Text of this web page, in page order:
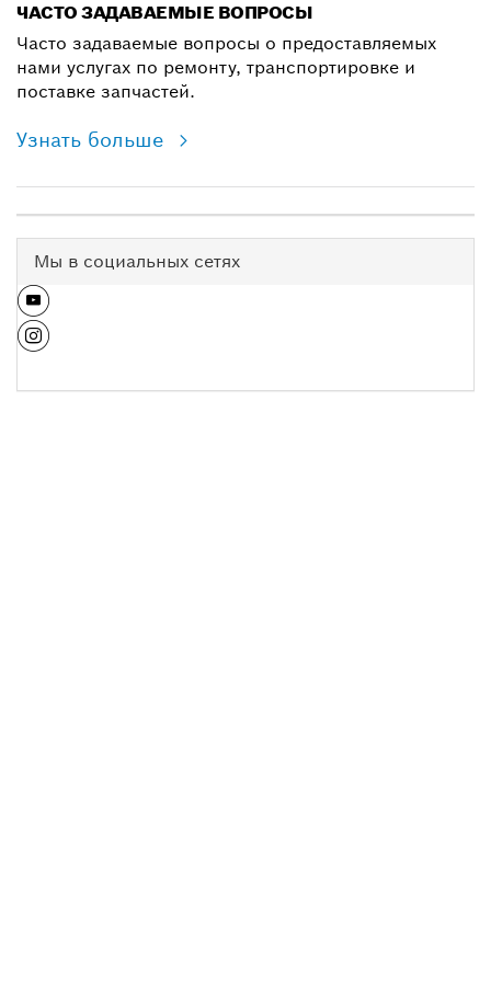
ЧАСТО ЗАДАВАЕМЫЕ ВОПРОСЫ
Часто задаваемые вопросы о предоставляемых
нами услугах по ремонту, транспортировке и
поставке запчастей.
Узнать больше
Мы в социальных сетях